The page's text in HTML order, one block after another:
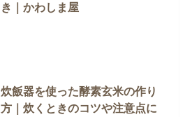
き｜かわしま屋
炊飯器を使った酵素玄米の作り
方｜炊くときのコツや注意点に